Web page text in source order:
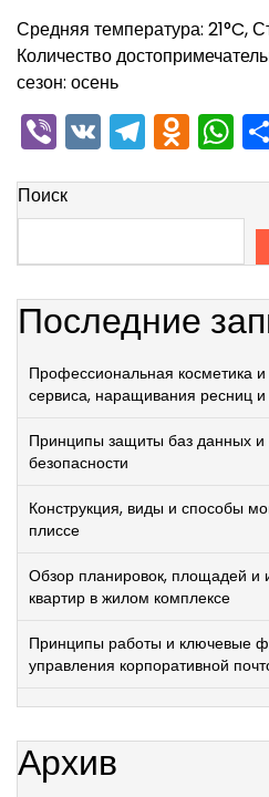
Средняя температура: 21°C,
Количество
сезон: осень
Viber
VK
Поиск
Последние
Профессиональная косметика
сервиса, наращивания ресниц
Принципы защиты баз данных
безопасности
Конструкция, виды и способы
плиссе
Обзор планировок, площадей и
квартир в жилом комплексе
Принципы работы и ключевые
управления корпоративной
Архив